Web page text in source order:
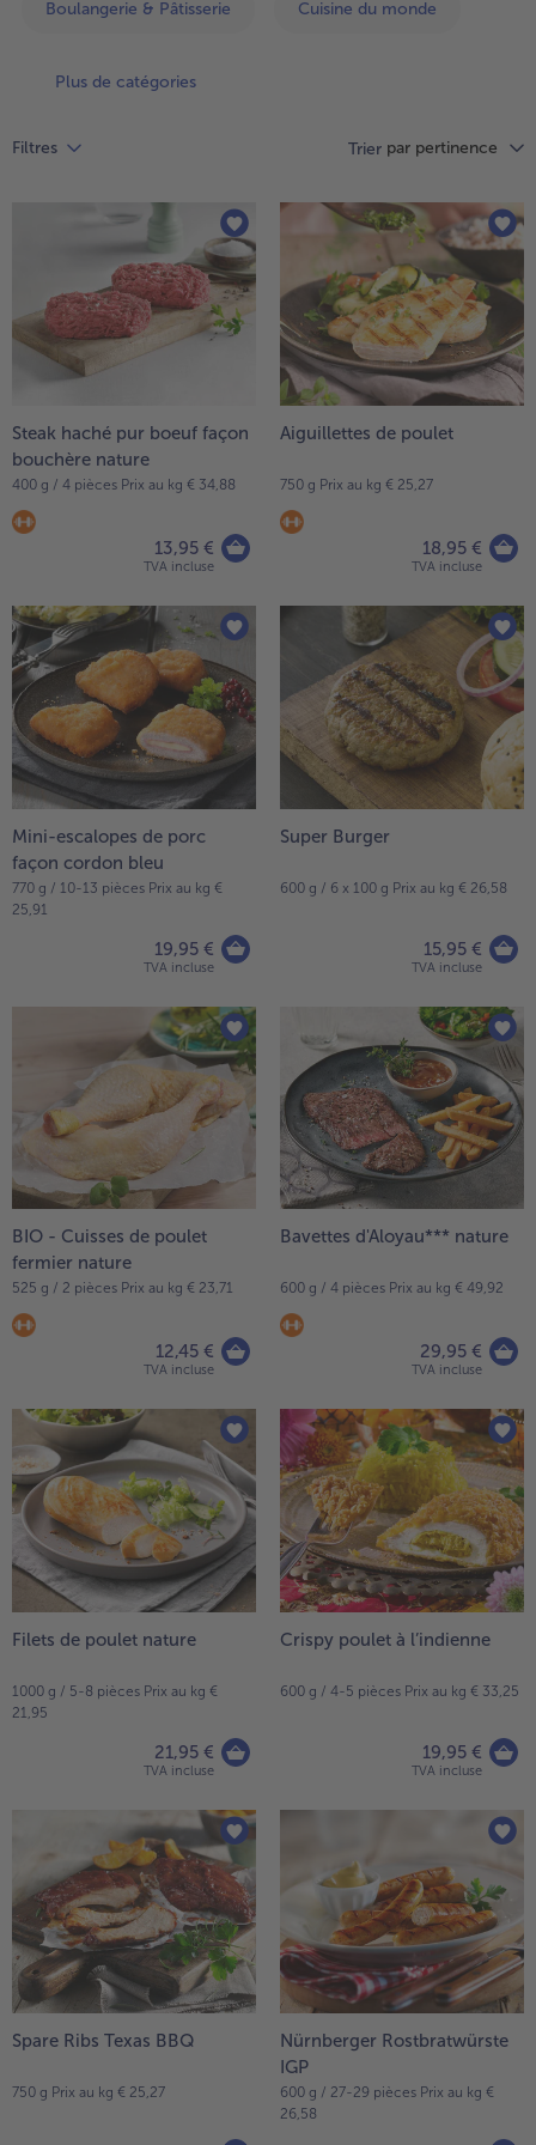
Entrées, Apéritifs & Snacks
Tous100% Végétarien
articles
Boulangerie & Pâtisserie Cuisine du monde
Plus de catégories
Filtres Trier par pertinence
Steak haché pur boeuf façon
bouchère nature
400 g / 4 pièces Prix au kg € 34,88
13,95 €
TVA incluse
Aiguillettes de poulet
750 g Prix au kg € 25,27
18,95 €
TVA incluse
Mini-escalopes de porc
façon cordon bleu
770 g / 10-13 pièces Prix au kg €
25,91
19,95 €
TVA incluse
Super Burger
600 g / 6 x 100 g Prix au kg € 26,58
15,95 €
TVA incluse
BIO - Cuisses de poulet
fermier nature
525 g / 2 pièces Prix au kg € 23,71
12,45 €
TVA incluse
Bavettes d'Aloyau*** nature
600 g / 4 pièces Prix au kg € 49,92
29,95 €
TVA incluse
Filets de poulet nature
1000 g / 5-8 pièces Prix au kg €
21,95
21,95 €
TVA incluse
Crispy poulet à l’indienne
600 g / 4-5 pièces Prix au kg € 33,25
19,95 €
TVA incluse
Spare Ribs Texas BBQ
750 g Prix au kg € 25,27
Nürnberger Rostbratwürste
IGP
600 g / 27-29 pièces Prix au kg €
26,58